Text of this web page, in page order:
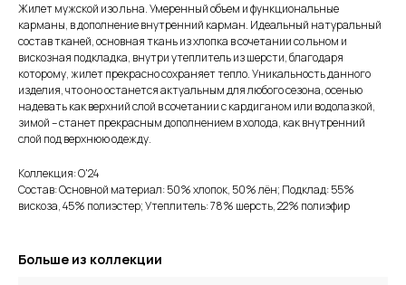
Жилет мужской изо льна. Умеренный объем и функциональные
карманы, в дополнение внутренний карман. Идеальный натуральный
состав тканей, основная ткань из хлопка в сочетании со льном и
вискозная подкладка, внутри утеплитель из шерсти, благодаря
которому, жилет прекрасно сохраняет тепло. Уникальность данного
изделия, что оно останется актуальным для любого сезона, осенью
надевать как верхний слой в сочетании с кардиганом или водолазкой,
зимой – станет прекрасным дополнением в холода, как внутренний
слой под верхнюю одежду.
Коллекция: O'24
Состав: Основной материал: 50% хлопок, 50% лён; Подклад: 55%
вискоза, 45% полиэстер; Утеплитель: 78% шерсть, 22% полиэфир
Больше из коллекции